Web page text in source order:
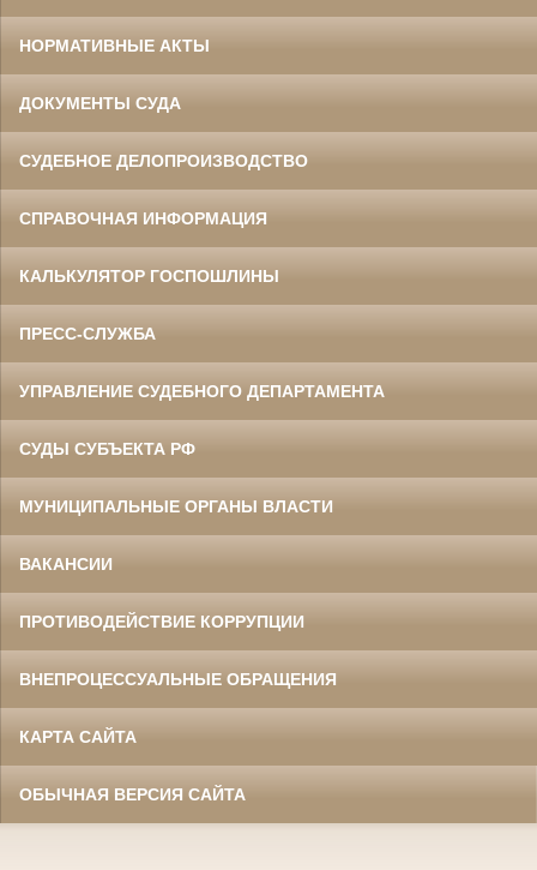
НОРМАТИВНЫЕ АКТЫ
ДОКУМЕНТЫ СУДА
СУДЕБНОЕ ДЕЛОПРОИЗВОДСТВО
СПРАВОЧНАЯ ИНФОРМАЦИЯ
КАЛЬКУЛЯТОР ГОСПОШЛИНЫ
ПРЕСС-СЛУЖБА
УПРАВЛЕНИЕ СУДЕБНОГО ДЕПАРТАМЕНТА
СУДЫ СУБЪЕКТА РФ
МУНИЦИПАЛЬНЫЕ ОРГАНЫ ВЛАСТИ
ВАКАНСИИ
ПРОТИВОДЕЙСТВИЕ КОРРУПЦИИ
ВНЕПРОЦЕССУАЛЬНЫЕ ОБРАЩЕНИЯ
КАРТА САЙТА
ОБЫЧНАЯ ВЕРСИЯ САЙТА